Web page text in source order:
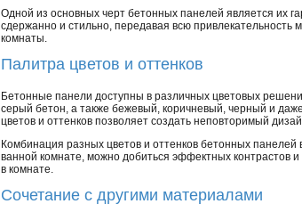
Одной из основных черт бетонных панелей является их
сдержанно и стильно, передавая всю
комнаты.
Палитра цветов и оттенков
Бетонные панели доступны в различных цветовых
серый бетон, а также бежевый, коричневый, черный и
цветов и оттенков позволяет создать неповторимый
Комбинация разных цветов и оттенков бетонных
ванной комнате, можно добиться эффектных контрастов
в комнате.
Сочетание с другими материалами